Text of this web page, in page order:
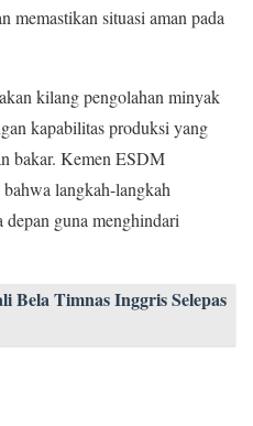
memastikan situasi aman pada
kilang pengolahan minyak
kapabilitas produksi yang
bakar. Kemen ESDM
langkah-langkah
depan guna menghindari
Bela Timnas Inggris Selepas